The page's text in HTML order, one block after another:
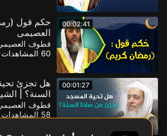
00:02:41
حكم قول
العصيمي
قطوف
60 المشاهدات
00:01:27
هل تجزئ
السنة؟ |
قطوف
58 المشاهدات